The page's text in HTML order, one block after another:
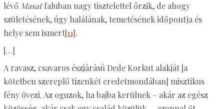
lévő Masatfaluban nagy tisztelettel őrzik, de ahogy
születésének, úgy halálának, temetésének időpontja és
helye sem ismert[11].
[…]
A ravasz, csavaros észjárású Dede Korkut alakját [a
kötetben szereplő tizenkét eredetmondában] misztikus
fény övezi. Az oguzok, ha bajba kerülnek – akár az egész